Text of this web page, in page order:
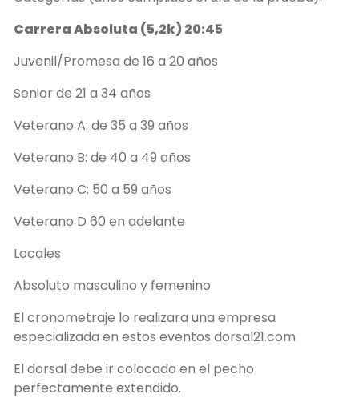
Carrera Absoluta (5,2k) 20:45
Juvenil/Promesa de 16 a 20 años
Senior de 21 a 34 años
Veterano A: de 35 a 39 años
Veterano B: de 40 a 49 años
Veterano C: 50 a 59 años
Veterano D 60 en adelante
Locales
Absoluto masculino y femenino
El cronometraje lo realizara una empresa
especializada en estos eventos dorsal21.com
El dorsal debe ir colocado en el pecho
perfectamente extendido.